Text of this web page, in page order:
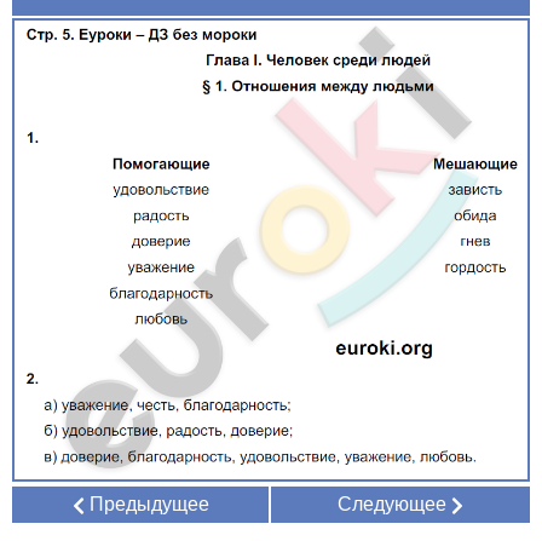
Предыдущее Следующее